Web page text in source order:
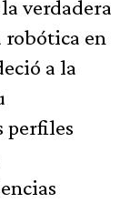
verdadera
en
a la
perfiles